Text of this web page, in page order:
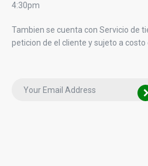
4:30pm
Tambien se cuenta con Servicio de
peticion de el cliente y sujeto a costo